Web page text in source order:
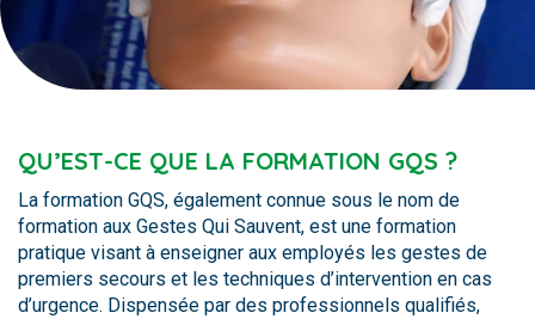
QU’EST-CE QUE LA FORMATION GQS ?
La formation GQS, également connue sous le nom de
formation aux Gestes Qui Sauvent, est une formation
pratique visant à enseigner aux employés les gestes de
premiers secours et les techniques d’intervention en cas
d’urgence. Dispensée par des professionnels qualifiés,